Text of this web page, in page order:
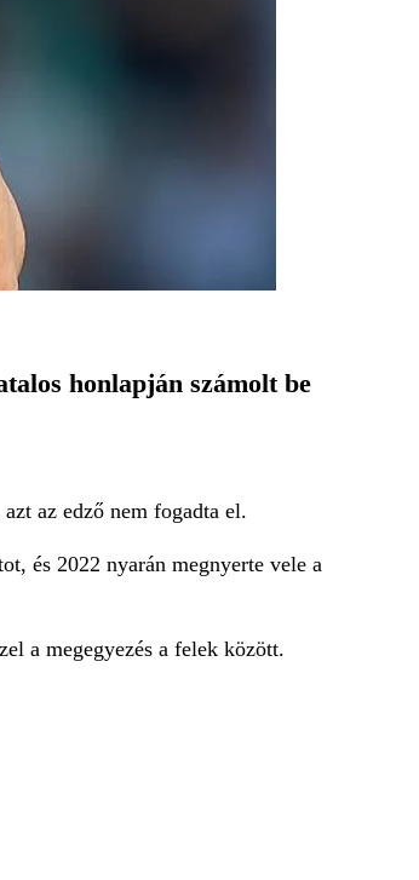
honlapján számolt be
az edző nem fogadta el.
és 2022 nyarán megnyerte vele a
a megegyezés a felek között.